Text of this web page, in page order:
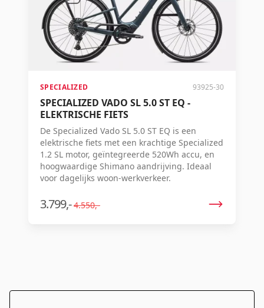
SPECIALIZED 93925-30
SPECIALIZED VADO SL 5.0 ST EQ -
ELEKTRISCHE FIETS
De Specialized Vado SL 5.0 ST EQ is een
elektrische fiets met een krachtige Specialized
1.2 SL motor, geïntegreerde 520Wh accu, en
hoogwaardige Shimano aandrijving. Ideaal
voor dagelijks woon-werkverkeer.
3.799,- 4.550,-